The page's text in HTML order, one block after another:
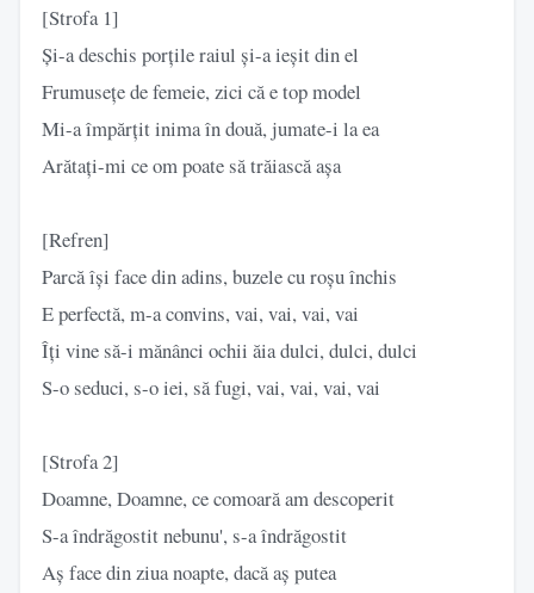
[Strofa 1]
Și-a deschis porțile raiul și-a ieșit din el
Frumusețe de femeie, zici că e top model
Mi-a împărțit inima în două, jumate-i la ea
Arătați-mi ce om poate să trăiască așa
[Refren]
Parcă își face din adins, buzele cu roșu închis
E perfectă, m-a convins, vai, vai, vai, vai
Îți vine să-i mănânci ochii ăia dulci, dulci, dulci
S-o seduci, s-o iei, să fugi, vai, vai, vai, vai
[Strofa 2]
Doamne, Doamne, ce comoară am descoperit
S-a îndrăgostit nebunu', s-a îndrăgostit
Aș face din ziua noapte, dacă aș putea